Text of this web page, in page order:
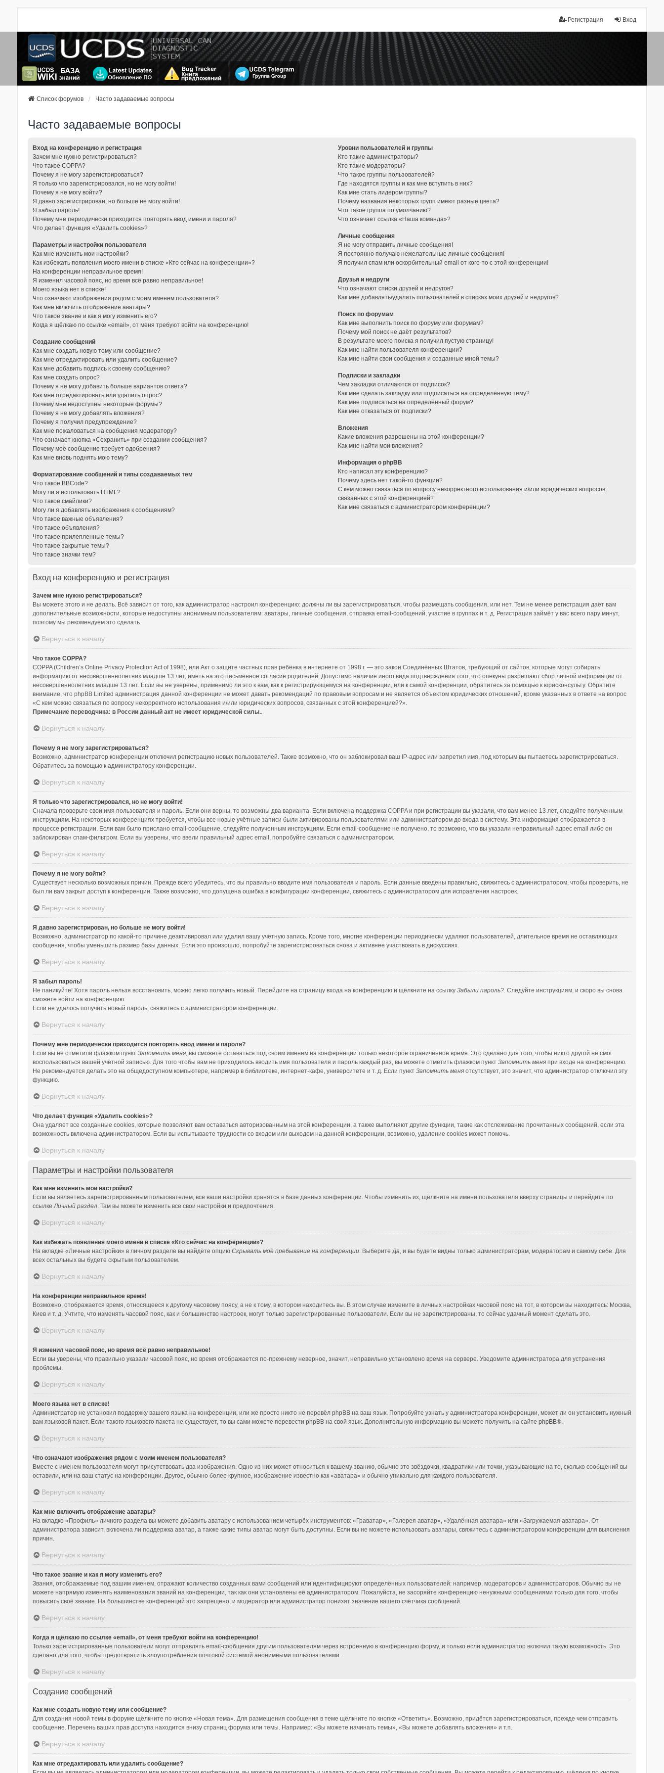
Вход
Регистрация
Список форумов Часто задаваемые вопросы
Часто задаваемые вопросы
Вход на конференцию и регистрация
Зачем мне нужно регистрироваться?
Что такое COPPA?
Почему я не могу зарегистрироваться?
Я только что зарегистрировался, но не могу войти!
Почему я не могу войти?
Я давно зарегистрирован, но больше не могу войти!
Я забыл пароль!
Почему мне периодически приходится повторять ввод имени и пароля?
Что делает функция «Удалить cookies»?
Параметры и настройки пользователя
Как мне изменить мои настройки?
Как избежать появления моего имени в списке «Кто сейчас на конференции»?
На конференции неправильное время!
Я изменил часовой пояс, но время всё равно неправильное!
Моего языка нет в списке!
Что означают изображения рядом с моим именем пользователя?
Как мне включить отображение аватары?
Что такое звание и как я могу изменить его?
Когда я щёлкаю по ссылке «email», от меня требуют войти на конференцию!
Создание сообщений
Как мне создать новую тему или сообщение?
Как мне отредактировать или удалить сообщение?
Как мне добавить подпись к своему сообщению?
Как мне создать опрос?
Почему я не могу добавить больше вариантов ответа?
Как мне отредактировать или удалить опрос?
Почему мне недоступны некоторые форумы?
Почему я не могу добавлять вложения?
Почему я получил предупреждение?
Как мне пожаловаться на сообщения модератору?
Что означает кнопка «Сохранить» при создании сообщения?
Почему моё сообщение требует одобрения?
Как мне вновь поднять мою тему?
Форматирование сообщений и типы создаваемых тем
Что такое BBCode?
Могу ли я использовать HTML?
Что такое смайлики?
Могу ли я добавлять изображения к сообщениям?
Что такое важные объявления?
Что такое объявления?
Что такое прилепленные темы?
Что такое закрытые темы?
Что такое значки тем?
Уровни пользователей и группы
Кто такие администраторы?
Кто такие модераторы?
Что такое группы пользователей?
Где находятся группы и как мне вступить в них?
Как мне стать лидером группы?
Почему названия некоторых групп имеют разные цвета?
Что такое группа по умолчанию?
Что означает ссылка «Наша команда»?
Личные сообщения
Я не могу отправить личные сообщения!
Я постоянно получаю нежелательные личные сообщения!
Я получил спам или оскорбительный email от кого-то с этой конференции!
Друзья и недруги
Что означают списки друзей и недругов?
Как мне добавлять/удалять пользователей в списках моих друзей и недругов?
Поиск по форумам
Как мне выполнить поиск по форуму или форумам?
Почему мой поиск не даёт результатов?
В результате моего поиска я получил пустую страницу!
Как мне найти пользователя конференции?
Как мне найти свои сообщения и созданные мной темы?
Подписки и закладки
Чем закладки отличаются от подписок?
Как мне сделать закладку или подписаться на определённую тему?
Как мне подписаться на определённый форум?
Как мне отказаться от подписки?
Вложения
Какие вложения разрешены на этой конференции?
Как мне найти мои вложения?
Информация о phpBB
Кто написал эту конференцию?
Почему здесь нет такой-то функции?
С кем можно связаться по вопросу некорректного использования и/или юридических вопросов,
связанных с этой конференцией?
Как мне связаться с администратором конференции?
Вход на конференцию и регистрация
Зачем мне нужно регистрироваться?
Вы можете этого и не делать. Всё зависит от того, как администратор настроил конференцию: должны ли вы зарегистрироваться, чтобы размещать сообщения, или нет. Тем не менее регистрация даёт вам
дополнительные возможности, которые недоступны анонимным пользователям: аватары, личные сообщения, отправка email-сообщений, участие в группах и т. д. Регистрация займёт у вас всего пару минут,
поэтому мы рекомендуем это сделать.
Вернуться к началу
Что такое COPPA?
COPPA (Children’s Online Privacy Protection Act of 1998), или Акт о защите частных прав ребёнка в интернете от 1998 г. — это закон Соединённых Штатов, требующий от сайтов, которые могут собирать
информацию от несовершеннолетних младше 13 лет, иметь на это письменное согласие родителей. Допустимо наличие иного вида подтверждения того, что опекуны разрешают сбор личной информации от
несовершеннолетних младше 13 лет. Если вы не уверены, применимо ли это к вам, как к регистрирующемуся на конференции, или к самой конференции, обратитесь за помощью к юрисконсульту. Обратите
внимание, что phpBB Limited администрация данной конференции не может давать рекомендаций по правовым вопросам и не является объектом юридических отношений, кроме указанных в ответе на вопрос
«С кем можно связаться по вопросу некорректного использования и/или юридических вопросов, связанных с этой конференцией?».
Примечание переводчика: в России данный акт не имеет юридической силы..
Вернуться к началу
Почему я не могу зарегистрироваться?
Возможно, администратор конференции отключил регистрацию новых пользователей. Также возможно, что он заблокировал ваш IP-адрес или запретил имя, под которым вы пытаетесь зарегистрироваться.
Обратитесь за помощью к администратору конференции.
Вернуться к началу
Я только что зарегистрировался, но не могу войти!
Сначала проверьте свои имя пользователя и пароль. Если они верны, то возможны два варианта. Если включена поддержка COPPA и при регистрации вы указали, что вам менее 13 лет, следуйте полученным
инструкциям. На некоторых конференциях требуется, чтобы все новые учётные записи были активированы пользователями или администратором до входа в систему. Эта информация отображается в
процессе регистрации. Если вам было прислано email-сообщение, следуйте полученным инструкциям. Если email-сообщение не получено, то возможно, что вы указали неправильный адрес email либо он
заблокирован спам-фильтром. Если вы уверены, что ввели правильный адрес email, попробуйте связаться с администратором.
Вернуться к началу
Почему я не могу войти?
Существует несколько возможных причин. Прежде всего убедитесь, что вы правильно вводите имя пользователя и пароль. Если данные введены правильно, свяжитесь с администратором, чтобы проверить, не
был ли вам закрыт доступ к конференции. Также возможно, что допущена ошибка в конфигурации конференции, свяжитесь с администратором для исправления настроек.
Вернуться к началу
Я давно зарегистрирован, но больше не могу войти!
Возможно, администратор по какой-то причине деактивировал или удалил вашу учётную запись. Кроме того, многие конференции периодически удаляют пользователей, длительное время не оставляющих
сообщения, чтобы уменьшить размер базы данных. Если это произошло, попробуйте зарегистрироваться снова и активнее участвовать в дискуссиях.
Вернуться к началу
Я забыл пароль!
Не паникуйте! Хотя пароль нельзя восстановить, можно легко получить новый. Перейдите на страницу входа на конференцию и щёлкните на ссылку Забыли пароль?. Следуйте инструкциям, и скоро вы снова
сможете войти на конференцию.
Если не удалось получить новый пароль, свяжитесь с администратором конференции.
Вернуться к началу
Почему мне периодически приходится повторять ввод имени и пароля?
Если вы не отметили флажком пункт Запомнить меня, вы сможете оставаться под своим именем на конференции только некоторое ограниченное время. Это сделано для того, чтобы никто другой не смог
воспользоваться вашей учётной записью. Для того чтобы вам не приходилось вводить имя пользователя и пароль каждый раз, вы можете отметить флажком пункт Запомнить меняпри входе на конференцию.
Не рекомендуется делать это на общедоступном компьютере, например в библиотеке, интернет-кафе, университете и т. д. Если пункт Запомнить меняотсутствует, это значит, что администратор отключил эту
функцию.
Вернуться к началу
Что делает функция «Удалить cookies»?
Она удаляет все созданные cookies, которые позволяют вам оставаться авторизованным на этой конференции, а также выполняют другие функции, такие как отслеживание прочитанных сообщений, если эта
возможность включена администратором. Если вы испытываете трудности со входом или выходом на данной конференции, возможно, удаление cookies может помочь.
Вернуться к началу
Параметры и настройки пользователя
Как мне изменить мои настройки?
Если вы являетесь зарегистрированным пользователем, все ваши настройки хранятся в базе данных конференции. Чтобы изменить их, щёлкните на имени пользователя вверху страницы и перейдите по
ссылкеЛичный раздел. Там вы можете изменить все свои настройки и предпочтения.
Вернуться к началу
Как избежать появления моего имени в списке «Кто сейчас на конференции»?
На вкладке «Личные настройки» в личном разделе вы найдёте опцию Скрывать моё пребывание на конференции. ВыберитеДа, и вы будете видны только администраторам, модераторам и самому себе. Для
всех остальных вы будете скрытым пользователем.
Вернуться к началу
На конференции неправильное время!
Возможно, отображается время, относящееся к другому часовому поясу, а не к тому, в котором находитесь вы. В этом случае измените в личных настройках часовой пояс на тот, в котором вы находитесь: Москва,
Киев и т. д. Учтите, что изменять часовой пояс, как и большинство настроек, могут только зарегистрированные пользователи. Если вы не зарегистрированы, то сейчас удачный момент сделать это.
Вернуться к началу
Я изменил часовой пояс, но время всё равно неправильное!
Если вы уверены, что правильно указали часовой пояс, но время отображается по-прежнему неверное, значит, неправильно установлено время на сервере. Уведомите администратора для устранения
проблемы.
Вернуться к началу
Моего языка нет в списке!
Администратор не установил поддержку вашего языка на конференции, или же просто никто не перевёл phpBB на ваш язык. Попробуйте узнать у администратора конференции, может ли он установить нужный
вам языковой пакет. Если такого языкового пакета не существует, то вы сами можете перевести phpBB на свой язык. Дополнительную информацию вы можете получить на сайте phpBB®.
Вернуться к началу
Что означают изображения рядом с моим именем пользователя?
Вместе с именем пользователя могут присутствовать два изображения. Одно из них может относиться к вашему званию, обычно это звёздочки, квадратики или точки, указывающие на то, сколько сообщений вы
оставили, или на ваш статус на конференции. Другое, обычно более крупное, изображение известно как «аватара» и обычно уникально для каждого пользователя.
Вернуться к началу
Как мне включить отображение аватары?
На вкладке «Профиль» личного раздела вы можете добавить аватару с использованием четырёх инструментов: «Граватар», «Галерея аватар», «Удалённая аватара» или «Загружаемая аватара». От
администратора зависит, включена ли поддержка аватар, а также какие типы аватар могут быть доступны. Если вы не можете использовать аватары, свяжитесь с администратором конференции для выяснения
причин.
Вернуться к началу
Что такое звание и как я могу изменить его?
Звания, отображаемые под вашим именем, отражают количество созданных вами сообщений или идентифицируют определённых пользователей: например, модераторов и администраторов. Обычно вы не
можете напрямую изменять наименования званий на конференции, так как они установлены её администратором. Пожалуйста, не засоряйте конференцию ненужными сообщениями только для того, чтобы
повысить своё звание. На большинстве конференций это запрещено, и модератор или администратор понизят значение вашего счётчика сообщений.
Вернуться к началу
Когда я щёлкаю по ссылке «email», от меня требуют войти на конференцию!
Только зарегистрированные пользователи могут отправлять email-сообщения другим пользователям через встроенную в конференцию форму, и только если администратор включил такую возможность. Это
сделано для того, чтобы предотвратить злоупотребления почтовой системой анонимными пользователями.
Вернуться к началу
Создание сообщений
Как мне создать новую тему или сообщение?
Для создания новой темы в форуме щёлкните по кнопке «Новая тема». Для размещения сообщения в теме щёлкните по кнопке «Ответить». Возможно, придётся зарегистрироваться, прежде чем отправить
сообщение. Перечень ваших прав доступа находится внизу страниц форума или темы. Например: «Вы можете начинать темы», «Вы можете добавлять вложения» и т.п.
Вернуться к началу
Как мне отредактировать или удалить сообщение?